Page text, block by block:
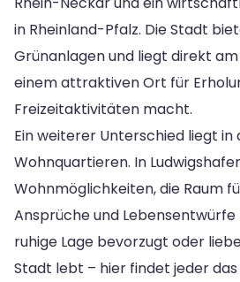
in Rheinland-Pfalz. Die Stadt
Grünanlagen und liegt direkt am
einem attraktiven Ort für
Freizeitaktivitäten macht.
Ein weiterer Unterschied liegt in
Wohnquartieren. In
Wohnmöglichkeiten, die Raum
Ansprüche und
ruhige Lage bevorzugt oder
Stadt lebt – hier findet jeder das